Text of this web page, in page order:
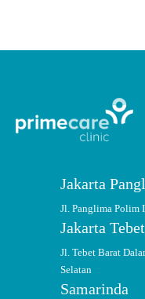
Jakarta
Jl. Panglima Polim
Jakarta Tebet
Jl. Tebet Barat
Selatan
Samarinda